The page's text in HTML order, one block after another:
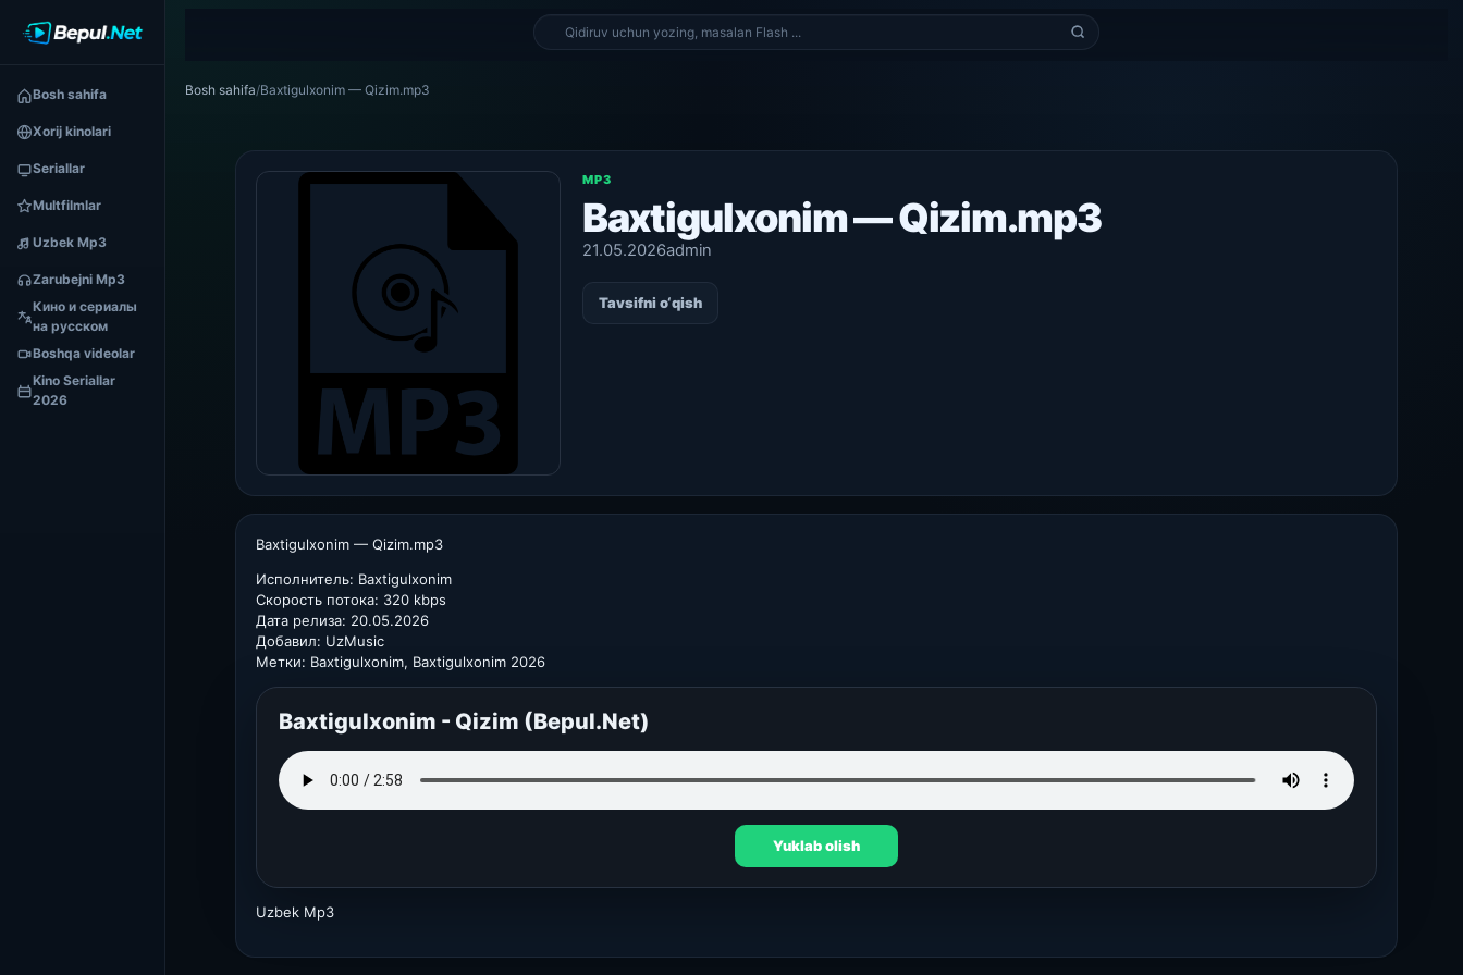
Bosh sahifa
Xorij kinolari
Seriallar
Multfilmlar
Uzbek Mp3
Zarubejni Mp3
Кино и сериалы
на русском
Boshqa videolar
Kino Seriallar
2026
Bosh sahifa/Baxtigulxonim — Qizim.mp3
MP3
Baxtigulxonim — Qizim.mp3
21.05.2026admin
Tavsifni o‘qish
Baxtigulxonim — Qizim.mp3
Исполнитель: Baxtigulxonim
Скорость потока: 320 kbps
Дата релиза: 20.05.2026
Добавил: UzMusic
Метки: Baxtigulxonim, Baxtigulxonim 2026
Baxtigulxonim - Qizim (Bepul.Net)
Yuklab olish
Uzbek Mp3